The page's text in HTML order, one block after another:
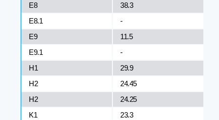
E8
38.3
E8.1
-
E9
11.5
E9.1
-
H1
29.9
H2
24.45
H2
24.25
K1
23.3